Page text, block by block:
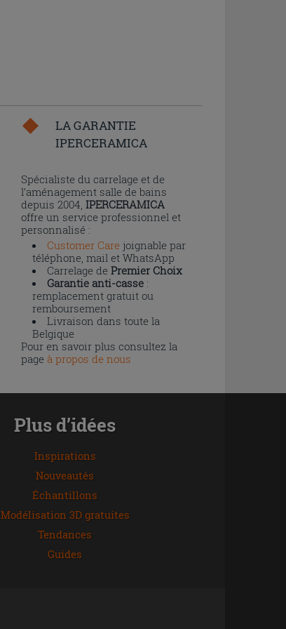
LA GARANTIE
IPERCERAMICA
Spécialiste du carrelage et de
l’aménagement salle de bains
depuis 2004, IPERCERAMICA
offre un service professionnel et
personnalisé :
Customer Carejoignable par
téléphone, mail et WhatsApp
Carrelage de Premier Choix
Garantie anti-casse:
remplacement gratuit ou
remboursement
Livraison dans toute la
Belgique
Pour en savoir plus consultez la
page à propos de nous
Plus d’idées
Inspirations
Nouveautés
Échantillons
Modélisation 3D gratuites
Tendances
Guides